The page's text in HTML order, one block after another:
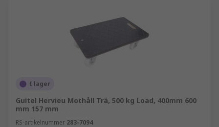
I lager
Guitel Hervieu Mothåll Trä, 500 kg Load, 400mm 600
mm 157 mm
RS-artikelnummer 283-7094